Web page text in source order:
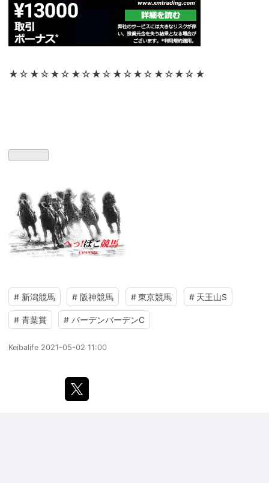
★☆★☆★☆★☆★☆★☆★☆★☆★☆★
# 新潟競馬 # 阪神競馬 # 東京競馬 # 天王山S
# 青葉賞 # バーデンバーデンC
Keibalife 2021-05-02 11:00